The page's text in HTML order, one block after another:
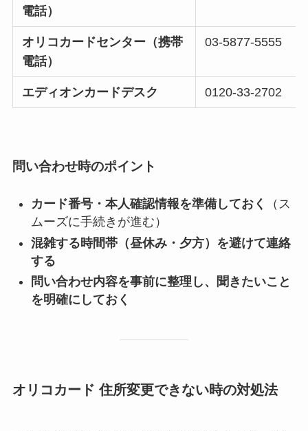
電話）
オリコカードセンター（携帯
電話）
03-5877-5555
エディオンカードデスク 0120-33-2702
問い合わせ時のポイント
カード番号・本人確認情報を準備しておく
（ス
ムーズに手続きが進む）
混雑する時間帯（昼休み・夕方）を避けて連絡
する
問い合わせ内容を事前に整理し、聞きたいこと
を明確にしておく
オリコカード 住所変更できない時の対処法